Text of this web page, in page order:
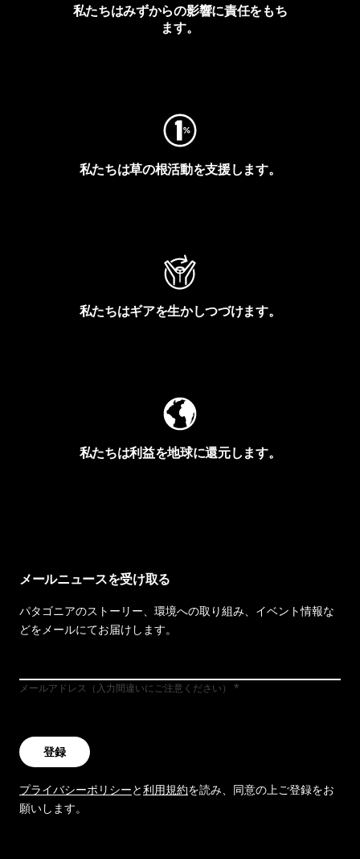
私たちはみずからの影響に責任をもち
ます。
私たちは草の根活動を支援します。
私たちはギアを生かしつづけます。
私たちは利益を地球に還元します。
メールニュースを受け取る
パタゴニアのストーリー、環境への取り組み、イベント情報な
どをメールにてお届けします。
メールアドレス（入力間違いにご注意ください）
登録
プライバシーポリシーと利用規約を読み、同意の上ご登録をお
願いします。